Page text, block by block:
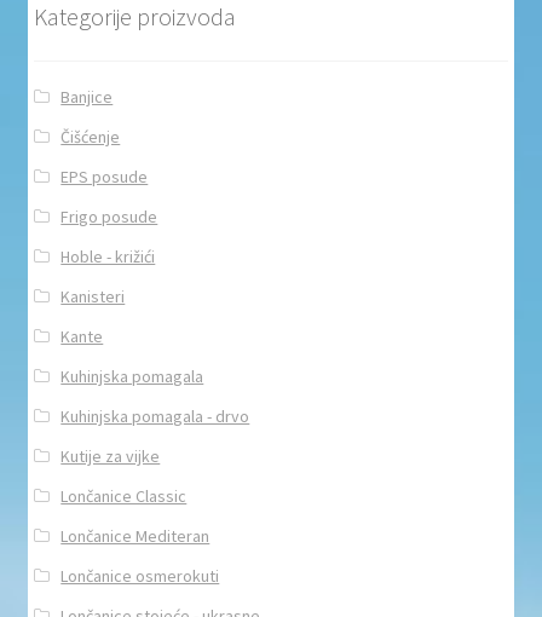
Kategorije proizvoda
Banjice
Čišćenje
EPS posude
Frigo posude
Hoble - križići
Kanisteri
Kante
Kuhinjska pomagala
Kuhinjska pomagala - drvo
Kutije za vijke
Lončanice Classic
Lončanice Mediteran
Lončanice osmerokuti